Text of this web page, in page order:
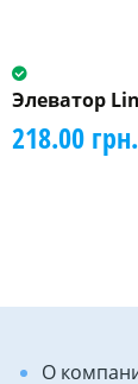
Элеватор
218.00 грн.
О